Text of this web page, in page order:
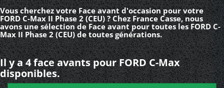
Vous cherchez votre Face avant d'occasion pour votre
FORD C-Max II Phase 2 (CEU) ? Chez France Casse, nous
avons une sélection de Face avant pour toutes les FORD C-
Max II Phase 2 (CEU) de toutes générations.
Il y a 4 face avants pour FORD C-Max
disponibles.